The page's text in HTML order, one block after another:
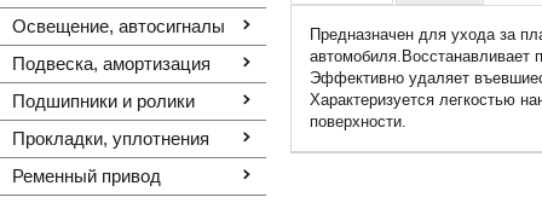
Освещение, автоcигналы
Подвеска, амортизация
Подшипники и ролики
Прокладки, уплотнения
Ременный привод
Предназначен для ухода за
автомобиля.Восстанавливает
Эффективно удаляет
Характеризуется легкостью
поверхности.